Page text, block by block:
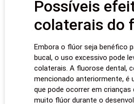
Possíveis
colaterais do
Embora o flúor seja benéfico
bucal, o uso excessivo pode
colaterais. A fluorose dental,
mencionado anteriormente, é
que pode ocorrer em crianças
muito flúor durante o